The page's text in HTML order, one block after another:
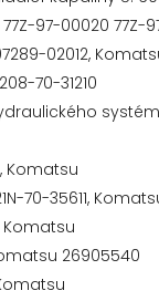
97-00020 77Z-
02012,
70-31210
Komatsu
70-35611,
Komatsu
26905540